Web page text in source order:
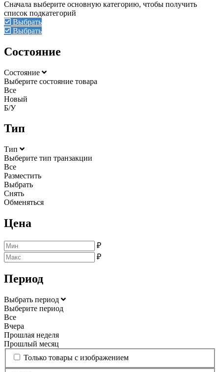
Выбрать
Выбрать
Состояние
Состояние
Выберите состояние товара
Все
Новый
Б/У
Тип
Тип
Выберите тип транзакции
Все
Разместить
Выбрать
Снять
Обменяться
Цена
₽
₽
Период
Выбрать период
Выберите период
Все
Вчера
Прошлая неделя
Прошлый месяц
Только товары с изображением